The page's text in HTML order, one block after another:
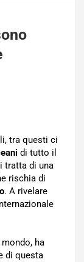
tra questi ci
di tutto il
tratta di una
rischia di
. A rivelare
ha
di questa